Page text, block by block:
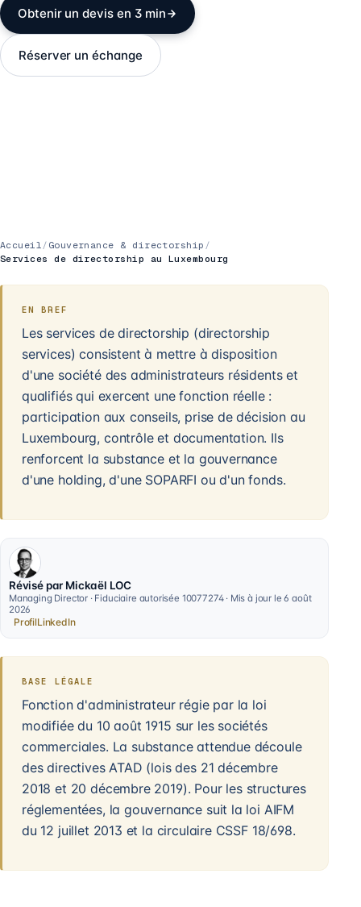
Obtenir un devis en 3 min
Réserver un échange
Accueil / Gouvernance & directorship /
Services de directorship au Luxembourg
EN BREF
Les services de directorship (directorship
services) consistent à mettre à disposition
d'une société des administrateurs résidents et
qualifiés qui exercent une fonction réelle :
participation aux conseils, prise de décision au
Luxembourg, contrôle et documentation. Ils
renforcent la substance et la gouvernance
d'une holding, d'une SOPARFI ou d'un fonds.
Révisé par Mickaël LOC
Managing Director · Fiduciaire autorisée 10077274 · Mis à jour le 6 août
2026
ProfilLinkedIn
BASE LÉGALE
Fonction d'administrateur régie par la loi
modifiée du 10 août 1915 sur les sociétés
commerciales. La substance attendue découle
des directives ATAD (lois des 21 décembre
2018 et 20 décembre 2019). Pour les structures
réglementées, la gouvernance suit la loi AIFM
du 12 juillet 2013 et la circulaire CSSF 18/698.